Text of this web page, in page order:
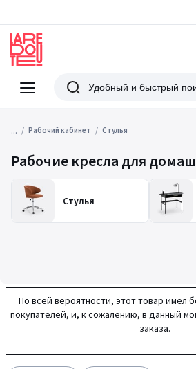
Меню
Redoute
Поиск
... Рабочий кабинет Стулья
Рабочие кресла для
Стулья
По всей вероятности, этот товар имел
покупателей, и, к сожалению, в данный
заказа.